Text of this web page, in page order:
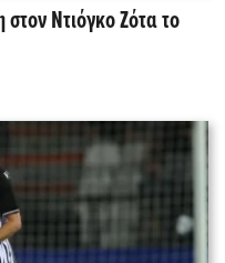
Ντιόγκο Ζότα το